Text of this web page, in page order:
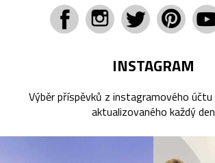
INSTAGRAM
Výběr příspěvků z instagramového účtu
aktualizovaného každý den